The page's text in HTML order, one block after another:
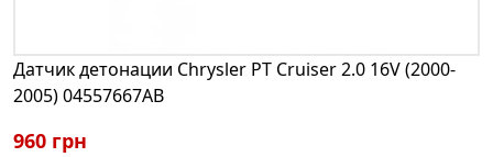
Датчик детонации Chrysler PT Cruiser 2.0 16V (2000-
2005) 04557667AB
960 грн